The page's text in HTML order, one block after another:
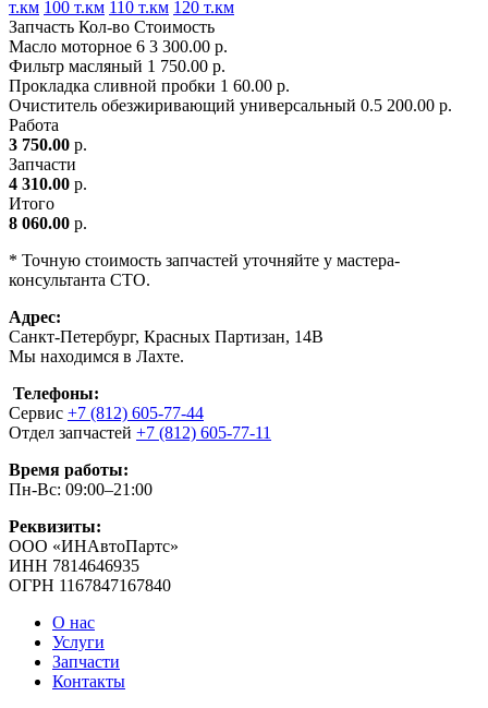
т.км 100 т.км 110 т.км 120 т.км
Запчасть Кол-во Стоимость
Масло моторное 6 3 300.00 р.
Фильтр масляный 1 750.00 р.
Прокладка сливной пробки 1 60.00 р.
Очиститель обезжиривающий универсальный 0.5 200.00 р.
Работа
3 750.00 р.
Запчасти
4 310.00 р.
Итого
8 060.00 р.
* Точную стоимость запчастей уточняйте у мастера-
консультанта СТО.
Адрес:
Санкт-Петербург, Красных Партизан, 14В
Мы находимся в Лахте.
Телефоны:
Сервис +7 (812) 605-77-44
Отдел запчастей +7 (812) 605-77-11
Время работы:
Пн-Вс: 09:00–21:00
Реквизиты:
ООО «ИНАвтоПартс»
ИНН 7814646935
ОГРН 1167847167840
О нас
Услуги
Запчасти
Контакты